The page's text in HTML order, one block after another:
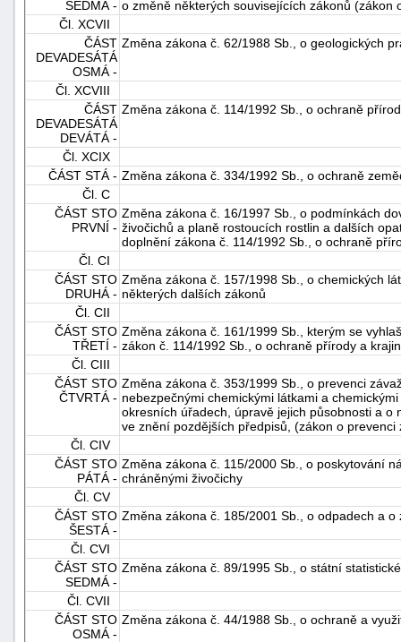
SEDMÁ - o změně některých souvisejících zákonů (zákon
Čl. XCVII
ČÁST
DEVADESÁTÁ
OSMÁ -
Změna zákona č. 62/1988 Sb., o geologických
Čl. XCVIII
ČÁST
DEVADESÁTÁ
DEVÁTÁ -
Změna zákona č. 114/1992 Sb., o ochraně
Čl. XCIX
ČÁST STÁ - Změna zákona č. 334/1992 Sb., o ochraně
Čl. C
ČÁST STO
PRVNÍ -
Změna zákona č. 16/1997 Sb., o podmínkách
živočichů a planě rostoucích rostlin a dalších
doplnění zákona č. 114/1992 Sb., o ochraně
Čl. CI
ČÁST STO
DRUHÁ -
Změna zákona č. 157/1998 Sb., o chemických
některých dalších zákonů
Čl. CII
ČÁST STO
TŘETÍ -
Změna zákona č. 161/1999 Sb., kterým se
zákon č. 114/1992 Sb., o ochraně přírody a
Čl. CIII
ČÁST STO
ČTVRTÁ -
Změna zákona č. 353/1999 Sb., o prevenci
nebezpečnými chemickými látkami a
okresních úřadech, úpravě jejich působnosti a
ve znění pozdějších předpisů, (zákon o prevenci
Čl. CIV
ČÁST STO
PÁTÁ -
Změna zákona č. 115/2000 Sb., o poskytování
chráněnými živočichy
Čl. CV
ČÁST STO
ŠESTÁ -
Změna zákona č. 185/2001 Sb., o odpadech a
Čl. CVI
ČÁST STO
SEDMÁ -
Změna zákona č. 89/1995 Sb., o státní
Čl. CVII
ČÁST STO
OSMÁ -
Změna zákona č. 44/1988 Sb., o ochraně a